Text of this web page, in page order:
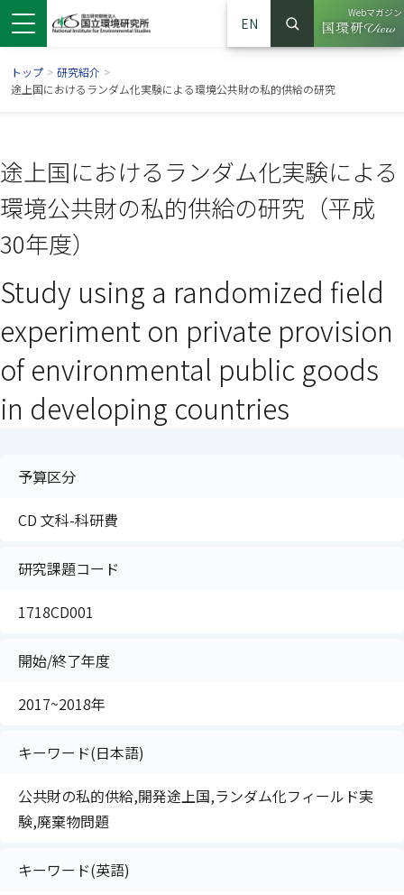
ウで開きます）
ンドウで開きます）
ウインドウで開きます）
EN
サイト内検索
検索
Webマガジン
（別ウイ
トップ > 研究紹介 >
途上国におけるランダム化実験による環境公共財の私的供給の研究
途上国におけるランダム化実験による
環境公共財の私的供給の研究（平成
30年度）
Study using a randomized field
experiment on private provision
of environmental public goods
in developing countries
予算区分
CD 文科-科研費
研究課題コード
1718CD001
開始/終了年度
2017~2018年
キーワード(日本語)
公共財の私的供給,開発途上国,ランダム化フィールド実
験,廃棄物問題
キーワード(英語)